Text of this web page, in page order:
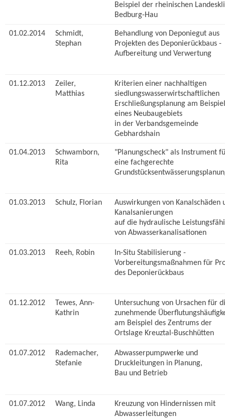
Beispiel der rheinischen
Bedburg-Hau
01.02.2014
Schmidt,
Stephan
Behandlung von Deponiegut aus
Projekten des Deponierückbaus -
Aufbereitung und Verwertung
01.12.2013
Zeiler,
Matthias
Kriterien einer nachhaltigen
siedlungswasserwirtschaftlichen
Erschließungsplanung am Beispiel
eines Neubaugebiets
in der Verbandsgemeinde
Gebhardshain
01.04.2013
Schwamborn,
Rita
"Planungscheck" als Instrument
eine fachgerechte
01.03.2013 Schulz, Florian
Auswirkungen von Kanalschäden
Kanalsanierungen
auf die hydraulische
von Abwasserkanalisationen
01.03.2013 Reeh, Robin
In-Situ Stabilisierung -
Vorbereitungsmaßnahmen für
des Deponierückbaus
01.12.2012
Tewes, Ann-
Kathrin
Untersuchung von Ursachen für
zunehmende
am Beispiel des Zentrums der
Ortslage Kreuztal-Buschhütten
01.07.2012
Rademacher,
Stefanie
Abwasserpumpwerke und
Druckleitungen in Planung,
Bau und Betrieb
01.07.2012 Wang, Linda
Kreuzung von Hindernissen mit
Abwasserleitungen